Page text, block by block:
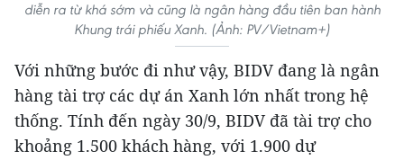
diễn ra từ khá sớm và cũng là ngân hàng đầu tiên ban hành
Khung trái phiếu Xanh. (Ảnh: PV/Vietnam+)
Với những bước đi như vậy, BIDV đang là ngân
hàng tài trợ các dự án Xanh lớn nhất trong hệ
thống. Tính đến ngày 30/9, BIDV đã tài trợ cho
khoảng 1.500 khách hàng, với 1.900 dự